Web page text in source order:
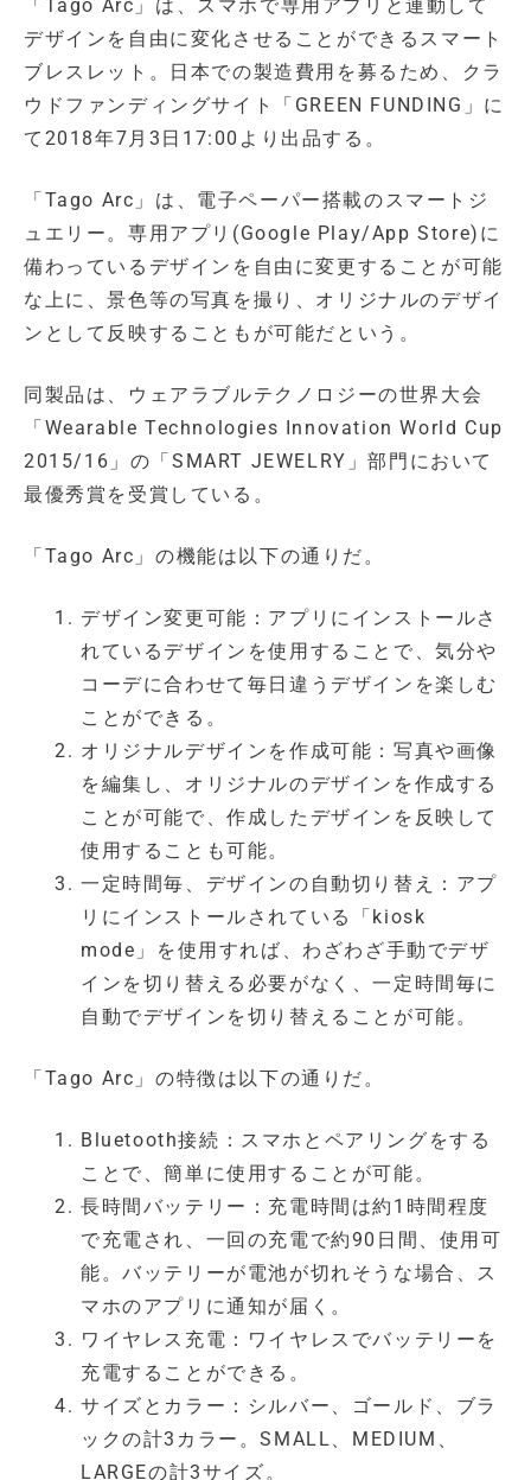
「Tago Arc」は、スマホで専用アプリと連動して
デザインを自由に変化させることができるスマート
ブレスレット。日本での製造費用を募るため、クラ
ウドファンディングサイト「GREEN FUNDING」に
て2018年7月3日17:00より出品する。
「Tago Arc」は、電子ペーパー搭載のスマートジ
ュエリー。専用アプリ(Google Play/App Store)に
備わっているデザインを自由に変更することが可能
な上に、景色等の写真を撮り、オリジナルのデザイ
ンとして反映することもが可能だという。
同製品は、ウェアラブルテクノロジーの世界大会
「Wearable Technologies Innovation World Cup
2015/16」の「SMART JEWELRY」部門において
最優秀賞を受賞している。
「Tago Arc」の機能は以下の通りだ。
デザイン変更可能：アプリにインストールさ
れているデザインを使用することで、気分や
コーデに合わせて毎日違うデザインを楽しむ
ことができる。
オリジナルデザインを作成可能：写真や画像
を編集し、オリジナルのデザインを作成する
ことが可能で、作成したデザインを反映して
使用することも可能。
一定時間毎、デザインの自動切り替え：アプ
リにインストールされている「kiosk
mode」を使用すれば、わざわざ手動でデザ
インを切り替える必要がなく、一定時間毎に
自動でデザインを切り替えることが可能。
「Tago Arc」の特徴は以下の通りだ。
Bluetooth接続：スマホとペアリングをする
ことで、簡単に使用することが可能。
長時間バッテリー：充電時間は約1時間程度
で充電され、一回の充電で約90日間、使用可
能。バッテリーが電池が切れそうな場合、ス
マホのアプリに通知が届く。
ワイヤレス充電：ワイヤレスでバッテリーを
充電することができる。
サイズとカラー：シルバー、ゴールド、ブラ
ックの計3カラー。SMALL、MEDIUM、
LARGEの計3サイズ。